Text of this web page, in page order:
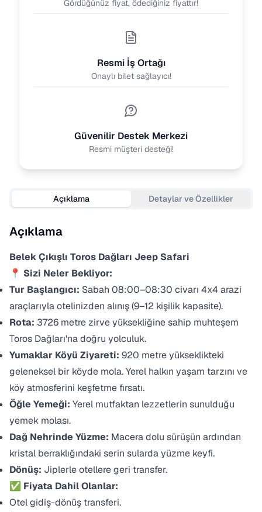
Gördüğünüz fiyat, ödediğiniz fiyattır!
Resmi İş Ortağı
Onaylı bilet sağlayıcı!
Güvenilir Destek Merkezi
Resmi müşteri desteği!
Açıklama Detaylar ve Özellikler
Açıklama
Belek Çıkışlı Toros Dağları Jeep Safari
📍 Sizi Neler Bekliyor:
Tur Başlangıcı: Sabah 08:00–08:30 civarı 4x4 arazi
araçlarıyla otelinizden alınış (9–12 kişilik kapasite).
Rota: 3726 metre zirve yüksekliğine sahip muhteşem
Toros Dağları'na doğru yolculuk.
Yumaklar Köyü Ziyareti: 920 metre yükseklikteki
geleneksel bir köyde mola. Yerel halkın yaşam tarzını ve
köy atmosferini keşfetme fırsatı.
Öğle Yemeği: Yerel mutfaktan lezzetlerin sunulduğu
yemek molası.
Dağ Nehrinde Yüzme: Macera dolu sürüşün ardından
kristal berraklığındaki serin sularda yüzme keyfi.
Dönüş: Jiplerle otellere geri transfer.
✅ Fiyata Dahil Olanlar:
Otel gidiş-dönüş transferi.